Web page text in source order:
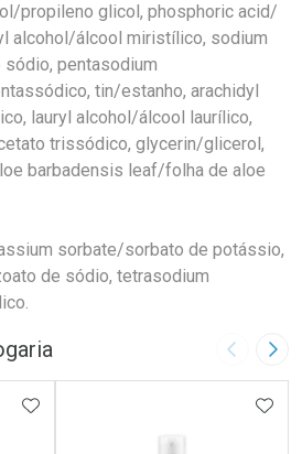
propileno glicol, phosphoric acid/
alcohol/álcool miristílico, sodium
pentasodium
tin/estanho, arachidyl
lauryl alcohol/álcool laurílico,
trissódico, glycerin/glicerol,
barbadensis leaf/folha de aloe
sorbate/sorbato de potássio,
de sódio, tetrasodium
Imagem
ADICIONAR AOS FAVORITOS